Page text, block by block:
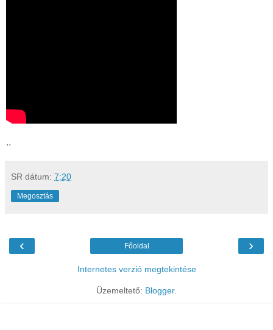
..
SR dátum: 7:20
Megosztás
‹ ›
Főoldal
Internetes verzió megtekintése
Üzemeltető: Blogger.